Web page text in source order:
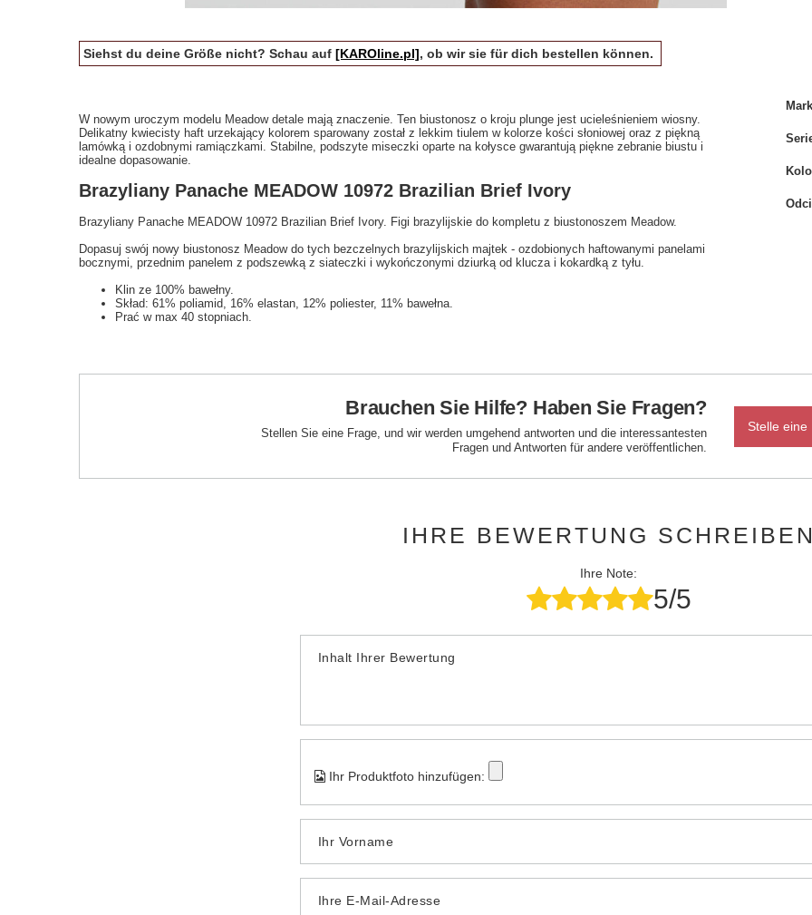
Siehst du deine Größe nicht? Schau auf [KAROline.pl], ob wir sie für dich bestellen können.
W nowym uroczym modelu Meadow detale mają znaczenie. Ten biustonosz o kroju plunge jest ucieleśnieniem wiosny.
Delikatny kwiecisty haft urzekający kolorem sparowany został z lekkim tiulem w kolorze kości słoniowej oraz z piękną
lamówką i ozdobnymi ramiączkami. Stabilne, podszyte miseczki oparte na kołysce gwarantują piękne zebranie biustu i
idealne dopasowanie.
Brazyliany Panache MEADOW 10972 Brazilian Brief Ivory
Brazyliany Panache MEADOW 10972 Brazilian Brief Ivory. Figi brazylijskie do kompletu z biustonoszem Meadow.
Dopasuj swój nowy biustonosz Meadow do tych bezczelnych brazylijskich majtek - ozdobionych haftowanymi panelami
bocznymi, przednim panelem z podszewką z siateczki i wykończonymi dziurką od klucza i kokardką z tyłu.
Klin ze 100% bawełny.
Skład: 61% poliamid, 16% elastan, 12% poliester, 11% bawełna.
Prać w max 40 stopniach.
Brauchen Sie Hilfe? Haben Sie Fragen?
Stellen Sie eine Frage, und wir werden umgehend antworten und die interessantesten
Fragen und Antworten für andere veröffentlichen.
Stelle eine
IHRE BEWERTUNG
Ihre Note:
5/5
Inhalt Ihrer Bewertung
Ihr Produktfoto hinzufügen:
Ihr Vorname
Ihre E-Mail-Adresse